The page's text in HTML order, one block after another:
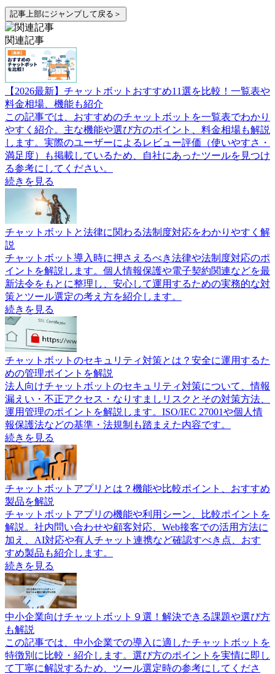
記事上部にジャンプして戻る＞
関連記事
【2026最新】チャットボットおすすめ11選を比較！一覧表や
料金相場、機能も紹介
この記事では、おすすめのチャットボットを一覧表でわかり
やすく紹介。主な機能や選び方のポイント、料金相場も解説
します。実際のユーザーによるレビュー評価（使いやすさ・
満足度）も掲載しているため、自社にあったツールを見つけ
る参考にしてください。
続きを見る
チャットボットと法律に関わる法制度対応をわかりやすく解
説
チャットボット導入時に押さえるべき法律や法制度対応のポ
イントを解説します。個人情報保護や電子契約関連などを最
新法令をもとに整理し、安心して運用するための実務的な対
策とツール選定の考え方を紹介します。
続きを見る
チャットボットのセキュリティ対策とは？安全に運用するた
めの管理ポイントを解説
法人向けチャットボットのセキュリティ対策について、情報
漏えい・不正アクセス・なりすましリスクとその対策方法、
運用管理のポイントを解説します。ISO/IEC 27001や個人情
報保護法などの基準・法規制も踏まえた内容です。
続きを見る
チャットボットアプリとは？機能や比較ポイント、おすすめ
製品を解説
チャットボットアプリの機能や利用シーン、比較ポイントを
解説。社内問い合わせや顧客対応、Web接客での活用方法に
加え、AI対応や有人チャット連携など確認すべき点、おす
すめ製品も紹介します。
続きを見る
中小企業向けチャットボット９選！解決できる課題や選び方
も解説
この記事では、中小企業での導入に適したチャットボットを
特徴別に比較・紹介します。選び方のポイントを実情に即し
て丁寧に解説するため、ツール選定時の参考にしてくださ